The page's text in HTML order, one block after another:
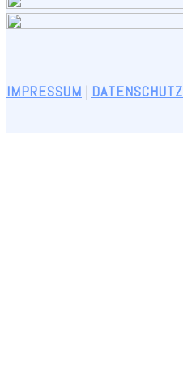
IMPRESSUM | DATENSCHUTZ